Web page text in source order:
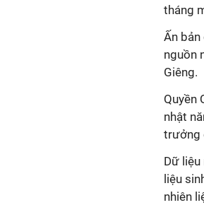
tháng
Ấn bản
nguồn
Giêng.
Quyền
nhật
trưởng
Dữ liệu
liệu
nhiên